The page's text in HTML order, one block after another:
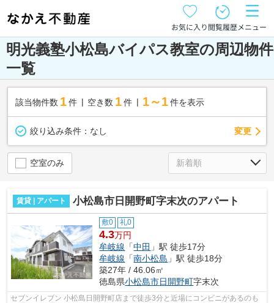
お気に入り閲覧履歴メニュー
明光義塾小松島バイパス教室の周辺物件
一覧
該当物件数 1件 空き数 1 件 1～1 件を表示
絞り込み条件： なし 変更
空室のみ
賃貸 | アパート 小松島市日開野町字末次のアパート
敷0 礼0
4.3万円
牟岐線 「中田 」駅 徒歩17分
牟岐線 「南小松島 」駅 徒歩18分
築27年 / 46.06㎡
徳島県小松島市日開野町字末次
セブンイレブン 小松島日開野町店まで徒歩3分と近場にコンビニがあるのも